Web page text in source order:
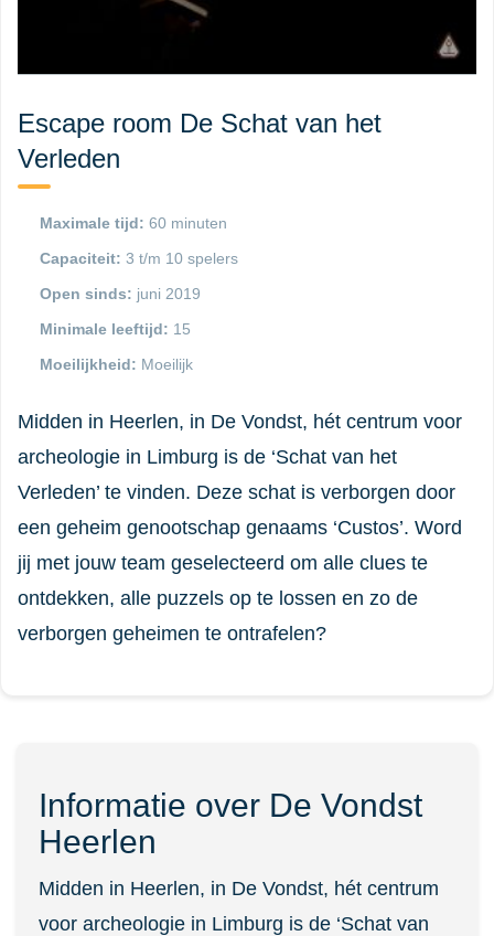
Escape room De Schat van het
Verleden
Maximale tijd: 60 minuten
Capaciteit: 3 t/m 10 spelers
Open sinds: juni 2019
Minimale leeftijd: 15
Moeilijkheid: Moeilijk
Midden in Heerlen, in De Vondst, hét centrum voor
archeologie in Limburg is de ‘Schat van het
Verleden’ te vinden. Deze schat is verborgen door
een geheim genootschap genaams ‘Custos’. Word
jij met jouw team geselecteerd om alle clues te
ontdekken, alle puzzels op te lossen en zo de
verborgen geheimen te ontrafelen?
Informatie over De Vondst
Heerlen
Midden in Heerlen, in De Vondst, hét centrum
voor archeologie in Limburg is de ‘Schat van